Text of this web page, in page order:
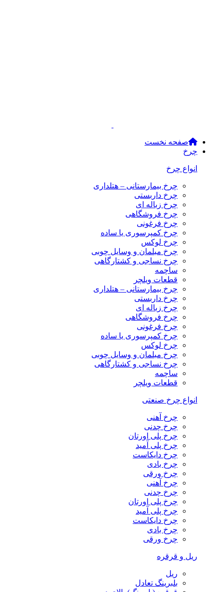
صفحه نخست
چرخ
انواع چرخ
چرخ بیمارستانی – هتلداری
چرخ داربستی
چرخ زباله ای
چرخ فروشگاهی
چرخ فرغونی
چرخ کمپرسوری یا ساده
چرخ لوکس
چرخ مبلمان و وسایل چوبی
چرخ نساجی و کشتارگاهی
ساچمه
قطعات ویلچر
چرخ بیمارستانی – هتلداری
چرخ داربستی
چرخ زباله ای
چرخ فروشگاهی
چرخ فرغونی
چرخ کمپرسوری یا ساده
چرخ لوکس
چرخ مبلمان و وسایل چوبی
چرخ نساجی و کشتارگاهی
ساچمه
قطعات ویلچر
انواع چرخ صنعتی
چرخ آهنی
چرخ چدنی
چرخ پلی اورتان
چرخ پلی آمید
چرخ دایکاست
چرخ بادی
چرخ ورقی
چرخ آهنی
چرخ چدنی
چرخ پلی اورتان
چرخ پلی آمید
چرخ دایکاست
چرخ بادی
چرخ ورقی
ریل و قرقره
ریل
بلبرینگ تعادل